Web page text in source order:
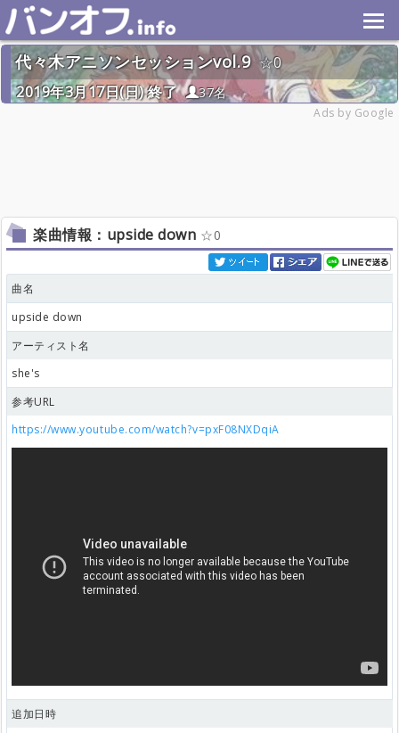
代々木アニソンセッションvol.9
0
2019年3月17日(日) 終了
37名
Ads by Google
楽曲情報：upside down 0
曲名
upside down
アーティスト名
she's
参考URL
https://www.youtube.com/watch?v=pxF08NXDqiA
追加日時